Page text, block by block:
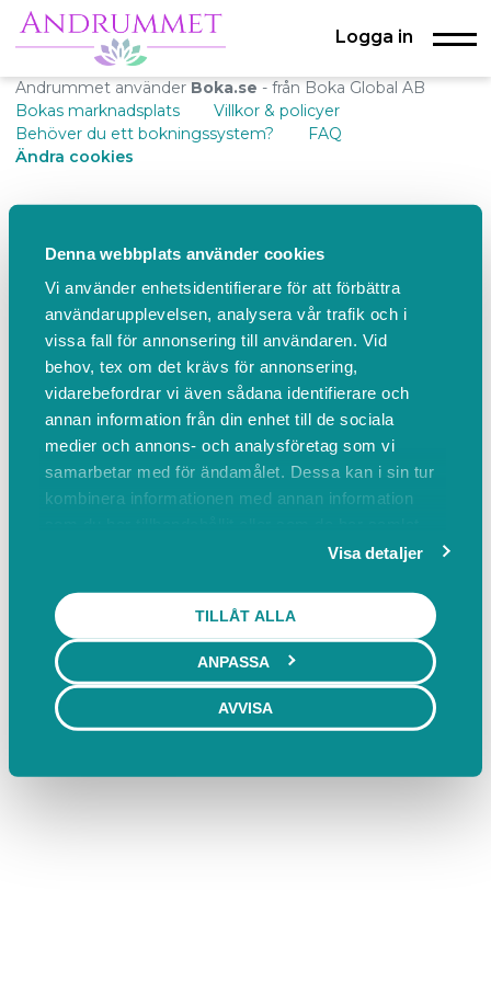
Denna webbplats använder cookies
Vi använder enhetsidentifierare för att förbättra
användarupplevelsen, analysera vår trafik och i
vissa fall för annonsering till användaren. Vid
behov, tex om det krävs för annonsering,
vidarebefordrar vi även sådana identifierare och
annan information från din enhet till de sociala
medier och annons- och analysföretag som vi
samarbetar med för ändamålet. Dessa kan i sin tur
kombinera informationen med annan information
Visa detaljer
TILLÅT ALLA
ANPASSA
AVVISA
Logga in
Andrummet använder Boka.se - från Boka Global AB
Bokas marknadsplats
Villkor & policyer
Behöver du ett bokningssystem?
FAQ
Ändra cookies